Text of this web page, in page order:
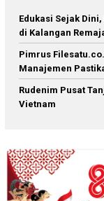
Edukasi Sejak
di Kalangan
Pimrus
Manajemen
Rudenim Pusat
Vietnam